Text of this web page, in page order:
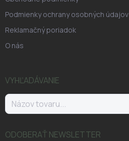
Podmienky ochrany osobných údajov
Reklamačný poriadok
O nás
VYHĽADÁVANIE
ODOBERAŤ NEWSLETTER